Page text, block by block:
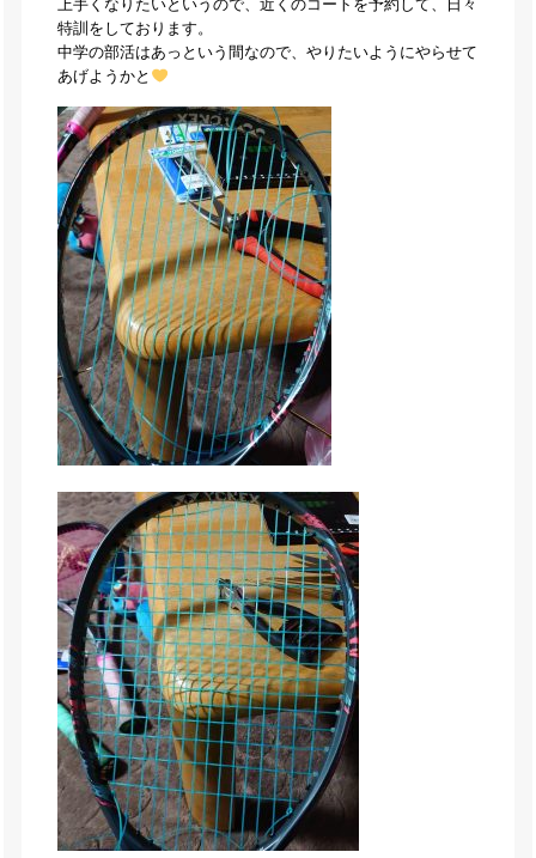
上手くなりたいというので、近くのコートを予約して、日々
特訓をしております。
中学の部活はあっという間なので、やりたいようにやらせて
あげようかと